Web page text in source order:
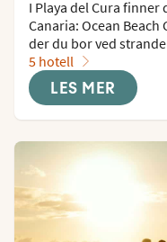
I Playa del Cura finner
Canaria: Ocean
der du bor ved
5 hotell
LES MER